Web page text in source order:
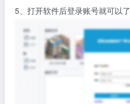
5、打开软件后登录账号就可以了